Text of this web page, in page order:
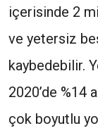
içerisinde 2
ve yetersiz
kaybedebilir.
2020’de %14
çok boyutlu